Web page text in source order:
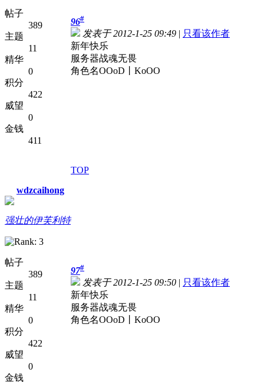
帖子
389
主题
11
精华
0
积分
422
威望
0
金钱
411
96#
发表于 2012-1-25 09:49 | 只看该作者
新年快乐
服务器战魂无畏
角色名OOoD丨KoOO
TOP
wdzcaihong
强壮的伊芙利特
帖子
389
主题
11
精华
0
积分
422
威望
0
金钱
97#
发表于 2012-1-25 09:50 | 只看该作者
新年快乐
服务器战魂无畏
角色名OOoD丨KoOO